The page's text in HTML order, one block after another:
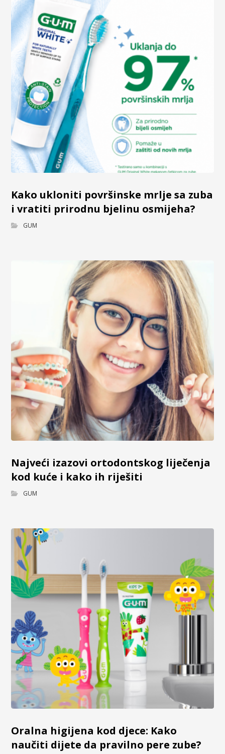
Kako ukloniti površinske mrlje sa zuba
i vratiti prirodnu bjelinu osmijeha?
GUM
Najveći izazovi ortodontskog liječenja
kod kuće i kako ih riješiti
GUM
Oralna higijena kod djece: Kako
naučiti dijete da pravilno pere zube?